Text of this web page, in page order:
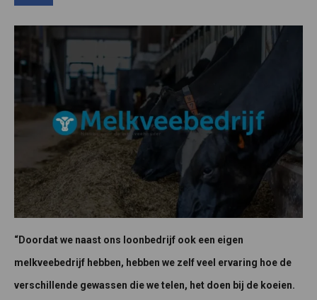
“Doordat we naast ons loonbedrijf ook een eigen
melkveebedrijf hebben, hebben we zelf veel ervaring hoe de
verschillende gewassen die we telen, het doen bij de koeien.